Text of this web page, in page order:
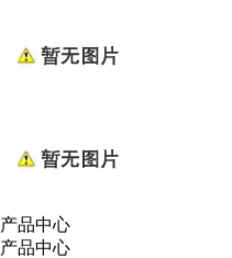
产品中心
产品中心